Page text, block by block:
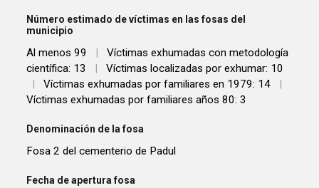
Número estimado de víctimas en las fosas del
municipio
Al menos 99 |
Víctimas exhumadas con metodología
científica: 13
|
Víctimas localizadas por exhumar: 10
|
Víctimas exhumadas por familiares en 1979: 14
|
Víctimas exhumadas por familiares años 80: 3
Denominación de la fosa
Fosa 2 del cementerio de Padul
Fecha de apertura fosa